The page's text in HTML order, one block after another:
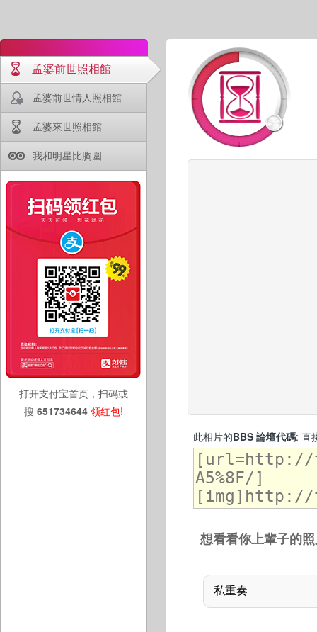
孟婆前世照相館
孟婆前世情人照相館
孟婆來世照相館
我和明星比胸圍
打开支付宝首页，扫码或
搜 651734644 领红包!
此相片的BBS 論壇代碼: 直
想看看你上輩子的